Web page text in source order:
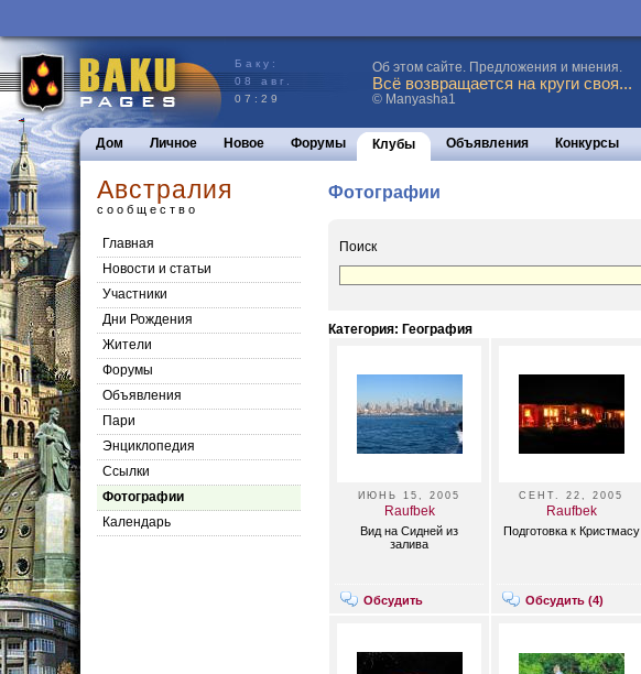
Баку:
08 авг.
07:29
Об этом сайте. Предложения и мнения.
Всё возвращается на круги своя...
© Manyasha1
Дом Личное Новое Форумы Клубы Объявления Конкурсы
Австралия
сообщество
Главная
Новости и статьи
Участники
Дни Рождения
Жители
Форумы
Объявления
Пари
Энциклопедия
Cсылки
Фотографии
Календарь
Фотографии
Поиск
Категория: География
ИЮНЬ 15, 2005
Raufbek
Вид на Сидней из
залива
Обсудить
СЕНТ. 22, 2005
Raufbek
Подготовка к Кристмасу
Обсудить (4)